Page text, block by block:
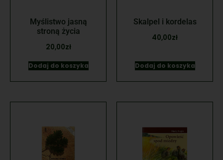
Myślistwo jasną
stroną życia
20,00zł
Dodaj do koszyka
Skalpel i kordelas
40,00zł
Dodaj do koszyka